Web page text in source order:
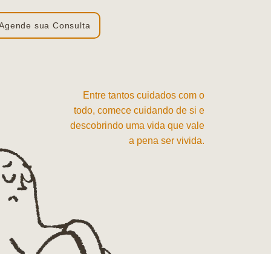
sua Consulta
Entre tantos cuidados com o
todo, comece cuidando de si e
descobrindo uma vida que vale
a pena ser vivida.